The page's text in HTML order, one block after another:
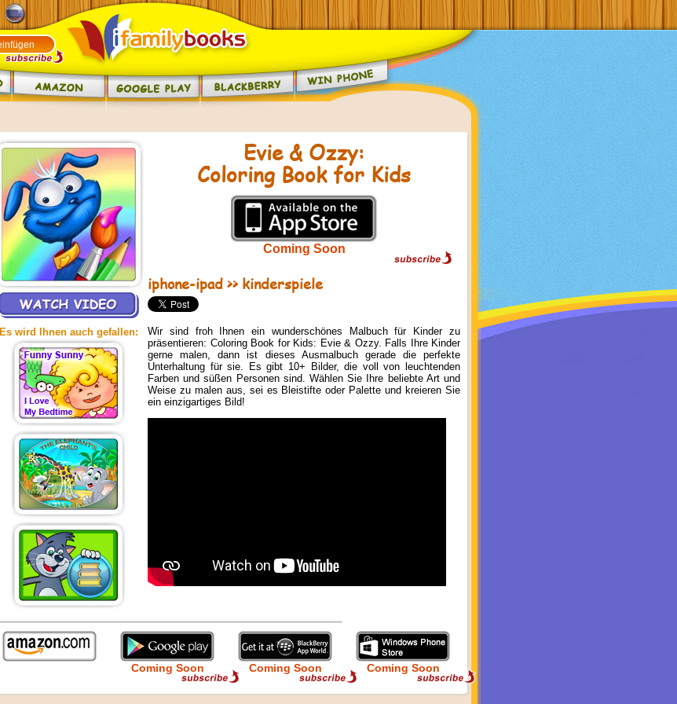
Es wird Ihnen auch gefallen:
Evie & Ozzy:
Coloring Book for Kids
Coming Soon
iphone-ipad >> kinderspiele
Wir sind froh Ihnen ein wunderschönes Malbuch für Kinder zu
präsentieren: Coloring Book for Kids: Evie & Ozzy. Falls Ihre Kinder
gerne malen, dann ist dieses Ausmalbuch gerade die perfekte
Unterhaltung für sie. Es gibt 10+ Bilder, die voll von leuchtenden
Farben und süßen Personen sind. Wählen Sie Ihre beliebte Art und
Weise zu malen aus, sei es Bleistifte oder Palette und kreieren Sie
ein einzigartiges Bild!
Coming Soon Coming Soon Coming Soon